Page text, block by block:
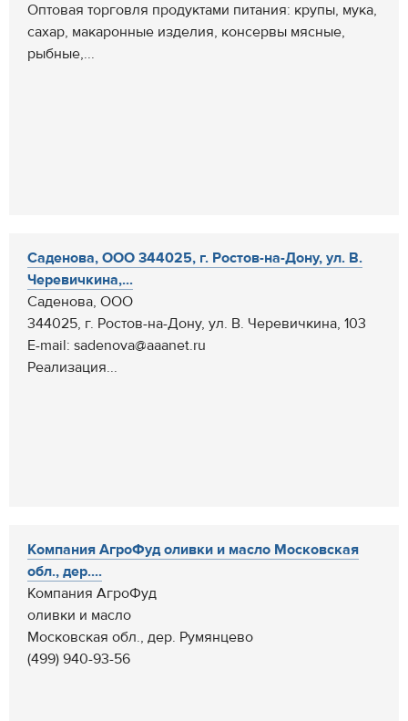
Оптовая торговля продуктами питания: крупы, мука,
сахар, макаронные изделия, консервы мясные,
рыбные,...
Саденова, ООО 344025, г. Ростов-на-Дону, ул. В.
Черевичкина,...
Саденова, ООО
344025, г. Ростов-на-Дону, ул. В. Черевичкина, 103
E-mail: sadenova@aaanet.ru
Реализация...
Компания АгроФуд оливки и масло Московская
обл., дер....
Компания АгроФуд
оливки и масло
Московская обл., дер. Румянцево
(499) 940-93-56